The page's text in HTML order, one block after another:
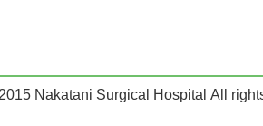
Nakatani Surgical Hospital All